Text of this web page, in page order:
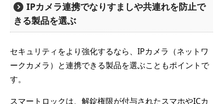
IPカメラ連携でなりすましや共連れを防止で
きる製品を選ぶ
セキュリティをより強化するなら、IPカメラ（ネットワ
ークカメラ）と連携できる製品を選ぶこともポイントで
す。
スマートロックは、解錠権限が付与されたスマホやICカ